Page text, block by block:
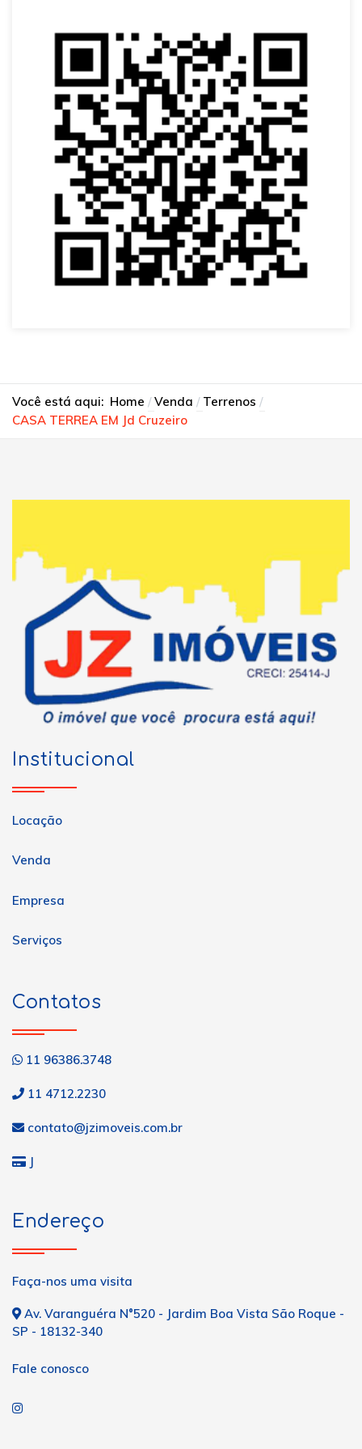
Você está aqui: Home Venda
Terrenos
CASA TERREA EM Jd Cruzeiro
Institucional
Locação
Venda
Empresa
Serviços
Contatos
11 96386.3748
11 4712.2230
contato@jzimoveis.com.br
J
Endereço
Faça-nos uma visita
Av. Varanguéra N°520 - Jardim Boa Vista São Roque -
SP - 18132-340
Fale conosco